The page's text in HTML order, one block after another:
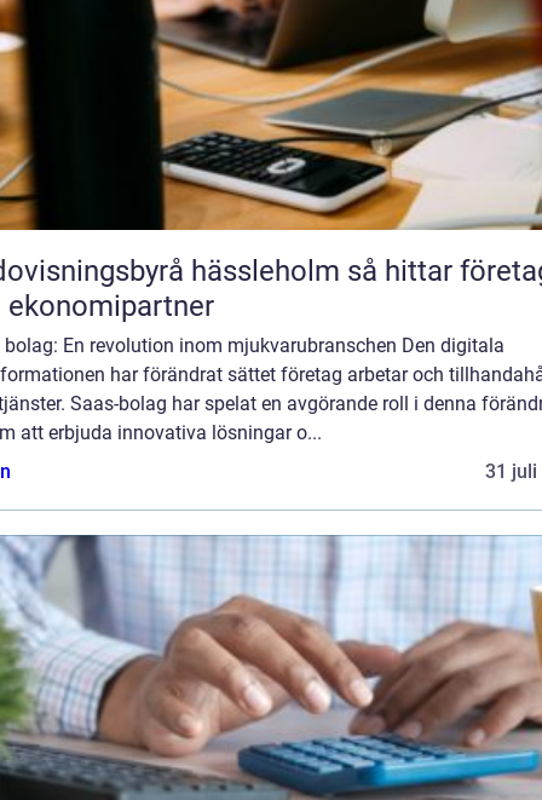
hässleholm så hittar företag
ekonomipartner
bolag: En revolution inom mjukvarubranschen Den digitala
har förändrat sättet företag arbetar och
Saas-bolag har spelat en avgörande roll i denna
att erbjuda innovativa lösningar o...
31 juli